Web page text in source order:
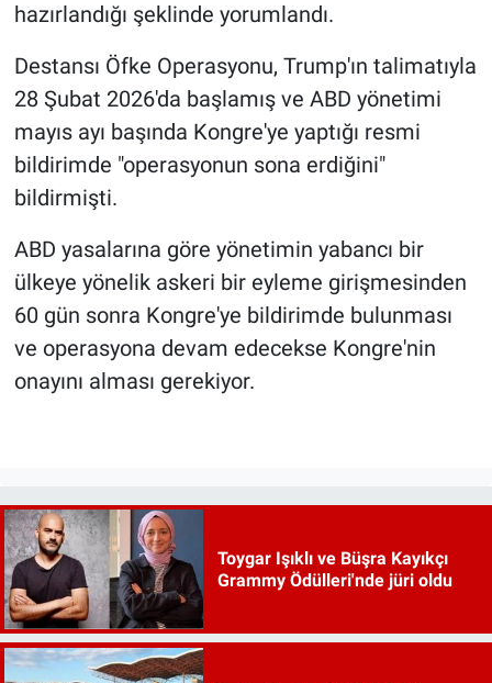
hazırlandığı şeklinde yorumlandı.
Destansı Öfke Operasyonu, Trump'ın talimatıyla
28 Şubat 2026'da başlamış ve ABD yönetimi
mayıs ayı başında Kongre'ye yaptığı resmi
bildirimde "operasyonun sona erdiğini"
bildirmişti.
ABD yasalarına göre yönetimin yabancı bir
ülkeye yönelik askeri bir eyleme girişmesinden
60 gün sonra Kongre'ye bildirimde bulunması
ve operasyona devam edecekse Kongre'nin
onayını alması gerekiyor.
Toygar Işıklı ve Büşra Kayıkçı
Grammy Ödülleri'nde jüri oldu